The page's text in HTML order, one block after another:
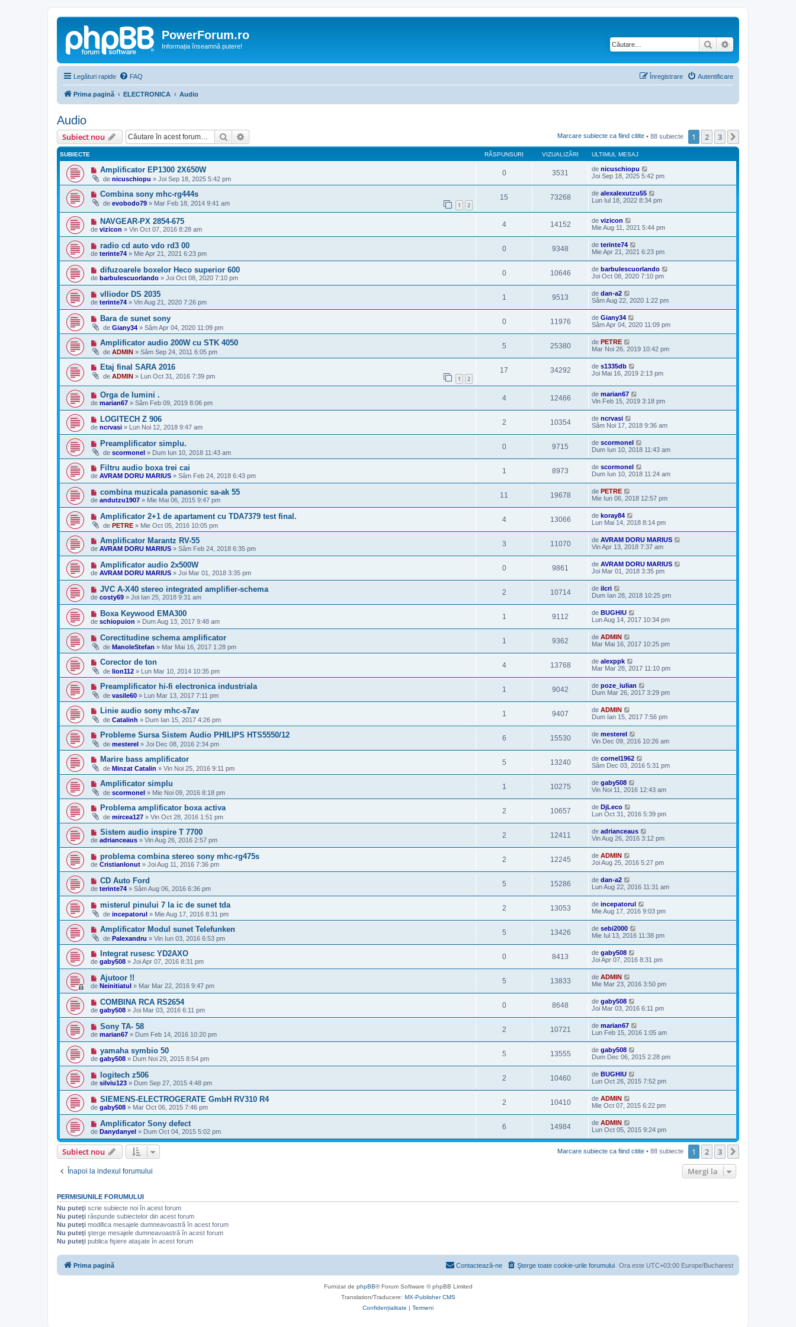
PowerForum.ro
Informația înseamnă putere! Căutare
Legături rapide FAQ Autentificare
Înregistrare
Prima pagină ELECTRONICA Audio
Audio
Subiect nou Căutare Marcare subiecte ca fiind citite • 88 subiecte 1 2 3
SUBIECTE RĂSPUNSURI VIZUALIZĂRI ULTIMUL MESAJ
Amplificator EP1300 2X650W
de nicuschiopu » Joi Sep 18, 2025 5:42 pm
0 3531 de nicuschiopu
Joi Sep 18, 2025 5:42 pm
Combina sony mhc-rg444s
de evobodo79 » Mar Feb 18, 2014 9:41 am 1 2
15 73268 de alexalexutzu55
Lun Iul 18, 2022 8:34 pm
NAVGEAR-PX 2854-675
de vizicon » Vin Oct 07, 2016 8:28 am
4 14152 de vizicon
Mie Aug 11, 2021 5:44 pm
radio cd auto vdo rd3 00
de terinte74 » Mie Apr 21, 2021 6:23 pm
0 9348 de terinte74
Mie Apr 21, 2021 6:23 pm
difuzoarele boxelor Heco superior 600
de barbulescuorlando » Joi Oct 08, 2020 7:10 pm
0 10646 de barbulescuorlando
Joi Oct 08, 2020 7:10 pm
vlliodor DS 2035
de terinte74 » Vin Aug 21, 2020 7:26 pm
1 9513 de dan-a2
Sâm Aug 22, 2020 1:22 pm
Bara de sunet sony
de Giany34 » Sâm Apr 04, 2020 11:09 pm
0 11976 de Giany34
Sâm Apr 04, 2020 11:09 pm
Amplificator audio 200W cu STK 4050
de ADMIN » Sâm Sep 24, 2011 6:05 pm
5 25380 de PETRE
Mar Noi 26, 2019 10:42 pm
Etaj final SARA 2016
de ADMIN » Lun Oct 31, 2016 7:39 pm 1 2
17 34292 de s1335db
Joi Mai 16, 2019 2:13 pm
Orga de lumini .
de marian67 » Sâm Feb 09, 2019 8:06 pm
4 12466 de marian67
Vin Feb 15, 2019 3:18 pm
LOGITECH Z 906
de ncrvasi » Lun Noi 12, 2018 9:47 am
2 10354 de ncrvasi
Sâm Noi 17, 2018 9:36 am
Preamplificator simplu.
de scormonel » Dum Iun 10, 2018 11:43 am
0 9715 de scormonel
Dum Iun 10, 2018 11:43 am
Filtru audio boxa trei cai
de AVRAM DORU MARIUS » Sâm Feb 24, 2018 6:43 pm
1 8973 de scormonel
Dum Iun 10, 2018 11:24 am
combina muzicala panasonic sa-ak 55
de andutzu1907 » Mie Mai 06, 2015 9:47 pm
11 19678 de PETRE
Mie Iun 06, 2018 12:57 pm
Amplificator 2+1 de apartament cu TDA7379 test final.
de PETRE » Mie Oct 05, 2016 10:05 pm
4 13066 de koray84
Lun Mai 14, 2018 8:14 pm
Amplificator Marantz RV-55
de AVRAM DORU MARIUS » Sâm Feb 24, 2018 6:35 pm
3 11070 de AVRAM DORU MARIUS
Vin Apr 13, 2018 7:37 am
Amplificator audio 2x500W
de AVRAM DORU MARIUS » Joi Mar 01, 2018 3:35 pm
0 9861 de AVRAM DORU MARIUS
Joi Mar 01, 2018 3:35 pm
JVC A-X40 stereo integrated amplifier-schema
de costy69 » Joi Ian 25, 2018 9:31 am
2 10714 de ilcri
Dum Ian 28, 2018 10:25 pm
Boxa Keywood EMA300
de schiopuion » Dum Aug 13, 2017 9:48 am
1 9112 de BUGHIU
Lun Aug 14, 2017 10:34 pm
Corectitudine schema amplificator
de ManoleStefan » Mar Mai 16, 2017 1:28 pm
1 9362 de ADMIN
Mar Mai 16, 2017 10:25 pm
Corector de ton
de lion112 » Lun Mar 10, 2014 10:35 pm
4 13768 de alexppk
Mar Mar 28, 2017 11:10 pm
Preamplificator hi-fi electronica industriala
de vasile60 » Lun Mar 13, 2017 7:11 pm
1 9042 de poze_iulian
Dum Mar 26, 2017 3:29 pm
Linie audio sony mhc-s7av
de Catalinh » Dum Ian 15, 2017 4:26 pm
1 9407 de ADMIN
Dum Ian 15, 2017 7:56 pm
Probleme Sursa Sistem Audio PHILIPS HTS5550/12
de mesterel » Joi Dec 08, 2016 2:34 pm
6 15530 de mesterel
Vin Dec 09, 2016 10:26 am
Marire bass amplificator
de Minzat Catalin » Vin Noi 25, 2016 9:11 pm
5 13240 de cornel1962
Sâm Dec 03, 2016 5:31 pm
Amplificator simplu
de scormonel » Mie Noi 09, 2016 8:18 pm
1 10275 de gaby508
Vin Noi 11, 2016 12:43 am
Problema amplificator boxa activa
de mircea127 » Vin Oct 28, 2016 1:51 pm
2 10657 de DjLeco
Lun Oct 31, 2016 5:39 pm
Sistem audio inspire T 7700
de adrianceaus » Vin Aug 26, 2016 2:57 pm
2 12411 de adrianceaus
Vin Aug 26, 2016 3:12 pm
problema combina stereo sony mhc-rg475s
de CristianIonut » Joi Aug 11, 2016 7:36 pm
2 12245 de ADMIN
Joi Aug 25, 2016 5:27 pm
CD Auto Ford
de terinte74 » Sâm Aug 06, 2016 6:36 pm
5 15286 de dan-a2
Lun Aug 22, 2016 11:31 am
misterul pinului 7 la ic de sunet tda
de incepatorul » Mie Aug 17, 2016 8:31 pm
2 13053 de incepatorul
Mie Aug 17, 2016 9:03 pm
Amplificator Modul sunet Telefunken
de Palexandru » Vin Iun 03, 2016 6:53 pm
5 13426 de sebi2000
Mie Iul 13, 2016 11:38 pm
Integrat rusesc YD2AXO
de gaby508 » Joi Apr 07, 2016 8:31 pm
0 8413 de gaby508
Joi Apr 07, 2016 8:31 pm
Ajutoor !!
de Neinitiatul » Mar Mar 22, 2016 9:47 pm
5 13833 de ADMIN
Mie Mar 23, 2016 3:50 pm
COMBINA RCA RS2654
de gaby508 » Joi Mar 03, 2016 6:11 pm
0 8648 de gaby508
Joi Mar 03, 2016 6:11 pm
Sony TA- 58
de marian67 » Dum Feb 14, 2016 10:20 pm
2 10721 de marian67
Lun Feb 15, 2016 1:05 am
yamaha symbio 50
de gaby508 » Dum Noi 29, 2015 8:54 pm
5 13555 de gaby508
Dum Dec 06, 2015 2:28 pm
logitech z506
de silviu123 » Dum Sep 27, 2015 4:48 pm
2 10460 de BUGHIU
Lun Oct 26, 2015 7:52 pm
SIEMENS-ELECTROGERATE GmbH RV310 R4
de gaby508 » Mar Oct 06, 2015 7:46 pm
2 10410 de ADMIN
Mie Oct 07, 2015 6:22 pm
Amplificator Sony defect
de Danydanyel » Dum Oct 04, 2015 5:02 pm
6 14984 de ADMIN
Lun Oct 05, 2015 9:24 pm
Subiect nou Marcare subiecte ca fiind citite • 88 subiecte 1 2 3
Înapoi la indexul forumului Mergi la
PERMISIUNILE FORUMULUI
Nu puteţi scrie subiecte noi în acest forum
Nu puteţi răspunde subiectelor din acest forum
Nu puteţi modifica mesajele dumneavoastră în acest forum
Nu puteţi şterge mesajele dumneavoastră în acest forum
Nu puteţi publica fişiere ataşate în acest forum
Prima pagină Ora este UTC+03:00 Europe/Bucharest
Şterge toate cookie-urile forumului
Contactează-ne
Furnizat de phpBB® Forum Software © phpBB Limited
Translation/Traducere: MX-Publisher CMS
Confidențialitate | Termeni